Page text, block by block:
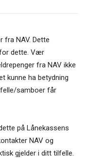
fra NAV. Dette
dette. Vær
fra NAV ikke
kunne ha betydning
samboer får
på Lånekassens
NAV og
gjelder i ditt tilfelle.